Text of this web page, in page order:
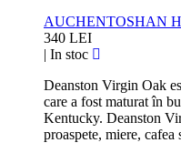
AUCHENTOSHAN
340 LEI
| In stoc
Deanston Virgin Oak
care a fost maturat în
Kentucky. Deanston
proaspete, miere, cafea